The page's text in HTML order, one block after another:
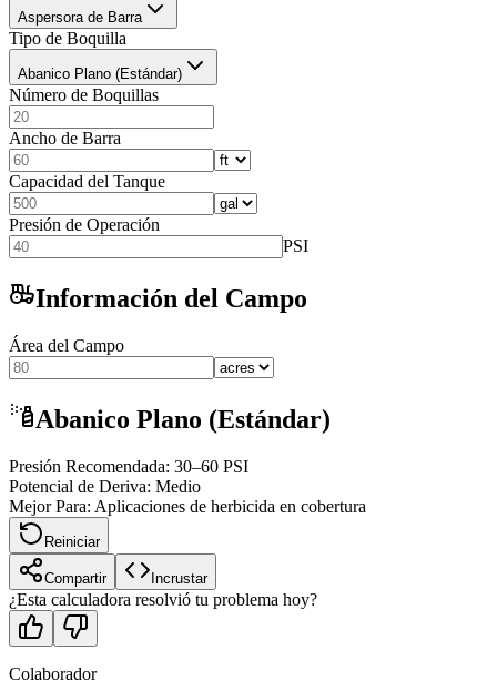
Aspersora de Barra
Tipo de Boquilla
Abanico Plano (Estándar)
Número de Boquillas
Ancho de Barra
Capacidad del Tanque
Presión de Operación
PSI
Información del Campo
Área del Campo
Abanico Plano (Estándar)
Presión Recomendada: 30–60 PSI
Potencial de Deriva: Medio
Mejor Para: Aplicaciones de herbicida en cobertura
Reiniciar
Compartir Incrustar
¿Esta calculadora resolvió tu problema hoy?
Colaborador